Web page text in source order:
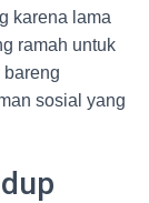
karena lama
ramah untuk
sosial yang